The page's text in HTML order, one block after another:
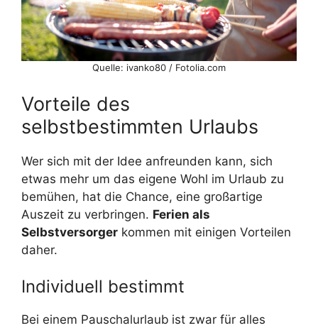
Quelle: ivanko80 / Fotolia.com
Vorteile des
selbstbestimmten Urlaubs
Wer sich mit der Idee anfreunden kann, sich
etwas mehr um das eigene Wohl im Urlaub zu
bemühen, hat die Chance, eine großartige
Auszeit zu verbringen. Ferien als
Selbstversorger kommen mit einigen Vorteilen
daher.
Individuell bestimmt
Bei einem Pauschalurlaub ist zwar für alles